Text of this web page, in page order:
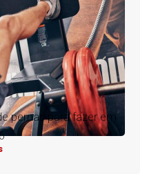
pernas para fazer em